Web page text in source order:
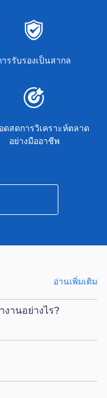
ารรับรองเป็นสากล
ดสดการวิเคราะห์ตลาด
อย่างมืออาชีพ
อ่านเพิ่มเติม
านอย่างไร?